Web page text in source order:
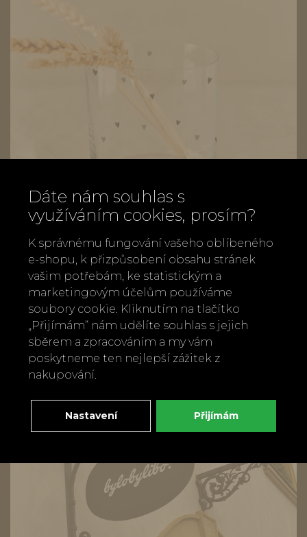
Sklenička se srdíčky
270 Kč
Dáte nám souhlas s
využíváním cookies, prosím?
K správnému fungování vašeho oblíbeného
e-shopu, k přizpůsobení obsahu stránek
vašim potřebám, ke statistickým a
marketingovým účelům používáme
soubory cookie. Kliknutím na tlačítko
„Přijímám“ nám udělíte souhlas s jejich
sběrem a zpracováním a my vám
poskytneme ten nejlepší zážitek z
nakupování.
Nastavení Přijímám